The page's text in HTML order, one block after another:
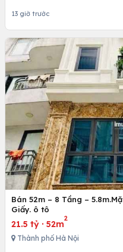
13 giờ trước
Bán 52m – 8 Tầng –
Giấy. ô tô
21.5 tỷ · 52m
2
Thành phố Hà Nội